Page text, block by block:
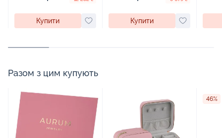
Купити Купити
Разом з цим купують
46%